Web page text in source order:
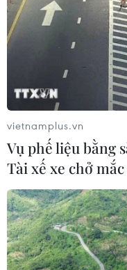
vietnamplus.vn
Vụ phế liệu bằng
Tài xế xe chở